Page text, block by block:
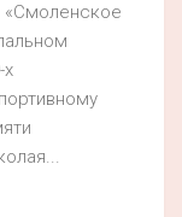
«Смоленское